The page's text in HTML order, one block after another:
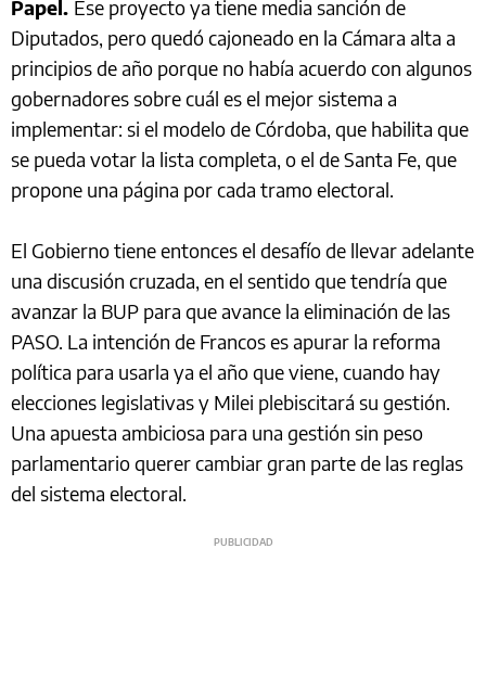
Papel. Ese proyecto ya tiene media sanción de
Diputados, pero quedó cajoneado en la Cámara alta a
principios de año porque no había acuerdo con algunos
gobernadores sobre cuál es el mejor sistema a
implementar: si el modelo de Córdoba, que habilita que
se pueda votar la lista completa, o el de Santa Fe, que
propone una página por cada tramo electoral.
El Gobierno tiene entonces el desafío de llevar adelante
una discusión cruzada, en el sentido que tendría que
avanzar la BUP para que avance la eliminación de las
PASO. La intención de Francos es apurar la reforma
política para usarla ya el año que viene, cuando hay
elecciones legislativas y Milei plebiscitará su gestión.
Una apuesta ambiciosa para una gestión sin peso
parlamentario querer cambiar gran parte de las reglas
del sistema electoral.